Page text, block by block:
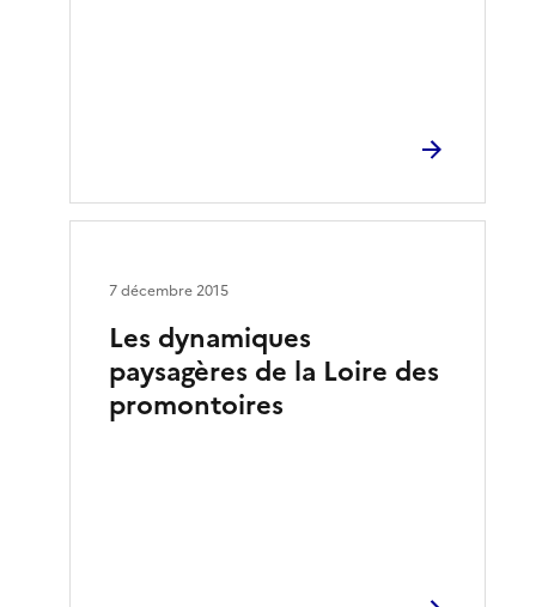
Les dynamiques
paysagères de la Loire des
promontoires
7 décembre 2015